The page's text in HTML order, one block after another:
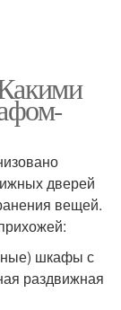
дверей
вещей.
шкафы с
раздвижная